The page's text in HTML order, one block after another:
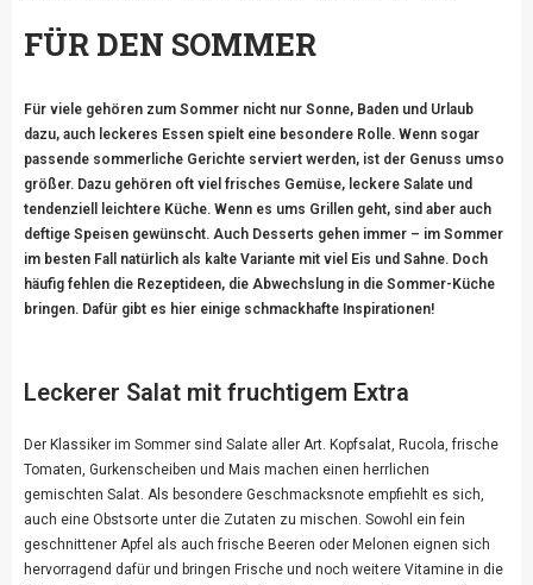
FÜR DEN SOMMER
Für viele gehören zum Sommer nicht nur Sonne, Baden und Urlaub
dazu, auch leckeres Essen spielt eine besondere Rolle. Wenn sogar
passende sommerliche Gerichte serviert werden, ist der Genuss umso
größer. Dazu gehören oft viel frisches Gemüse, leckere Salate und
tendenziell leichtere Küche. Wenn es ums Grillen geht, sind aber auch
deftige Speisen gewünscht. Auch Desserts gehen immer – im Sommer
im besten Fall natürlich als kalte Variante mit viel Eis und Sahne. Doch
häufig fehlen die Rezeptideen, die Abwechslung in die Sommer-Küche
bringen. Dafür gibt es hier einige schmackhafte Inspirationen!
Leckerer Salat mit fruchtigem Extra
Der Klassiker im Sommer sind Salate aller Art. Kopfsalat, Rucola, frische
Tomaten, Gurkenscheiben und Mais machen einen herrlichen
gemischten Salat. Als besondere Geschmacksnote empfiehlt es sich,
auch eine Obstsorte unter die Zutaten zu mischen. Sowohl ein fein
geschnittener Apfel als auch frische Beeren oder Melonen eignen sich
hervorragend dafür und bringen Frische und noch weitere Vitamine in die